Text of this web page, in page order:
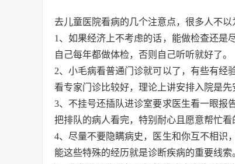
去儿童医院看病的几个注意点，很多人不
1、如果经济上不考虑的话，能做检查还是
自己每年都做体检，否则自己听听就好了。
2、小毛病看普通门诊就可以了，有些有经
看专家门诊比较好，理论上讲安排入院是先
3、不挂号还插队进诊室要求医生看一眼报
把排队的病人看完，特别耐心且愿意帮忙看
4、尽量不要隐瞒病史，医生和你互不相识
能这些特殊的经历就是诊断疾病的重要线索